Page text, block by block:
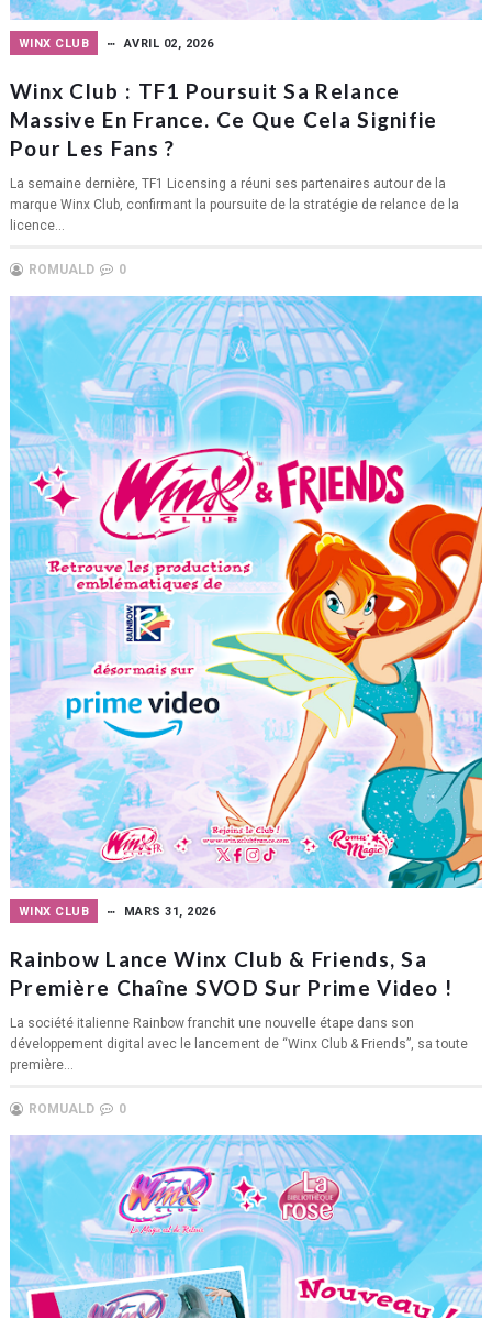
WINX CLUB AVRIL 02, 2026
Winx Club : TF1 Poursuit Sa Relance
Massive En France. Ce Que Cela Signifie
Pour Les Fans ?
La semaine dernière, TF1 Licensing a réuni ses partenaires autour de la
marque Winx Club, confirmant la poursuite de la stratégie de relance de la
licence...
ROMUALD 0
WINX CLUB MARS 31, 2026
Rainbow Lance Winx Club & Friends, Sa
Première Chaîne SVOD Sur Prime Video !
La société italienne Rainbow franchit une nouvelle étape dans son
développement digital avec le lancement de “Winx Club & Friends”, sa toute
première...
ROMUALD 0